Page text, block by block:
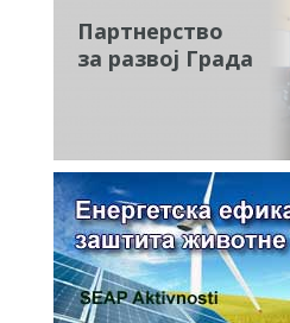
Партнерство
за развој Града